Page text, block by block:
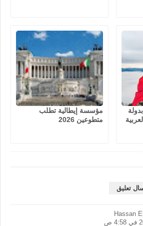
مؤسسة إيطالية تطلب
متطوعين 2026
تعليق
Hassan